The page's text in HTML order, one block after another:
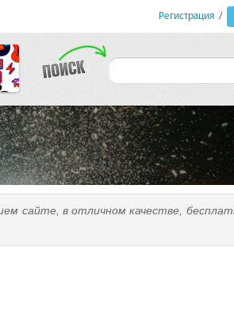
Регистрация /
сайте, в отличном качестве,